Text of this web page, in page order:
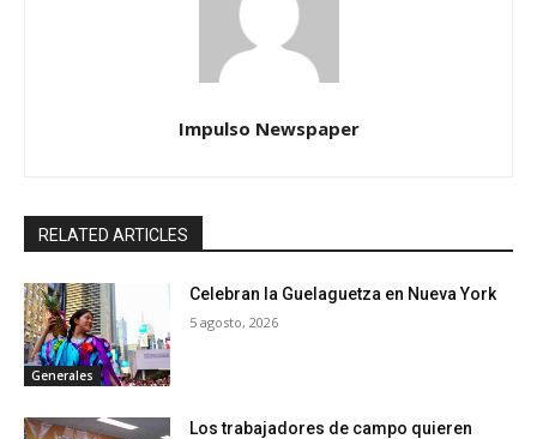
Impulso Newspaper
RELATED ARTICLES
Generales
Celebran la Guelaguetza en Nueva York
5 agosto, 2026
Los trabajadores de campo quieren